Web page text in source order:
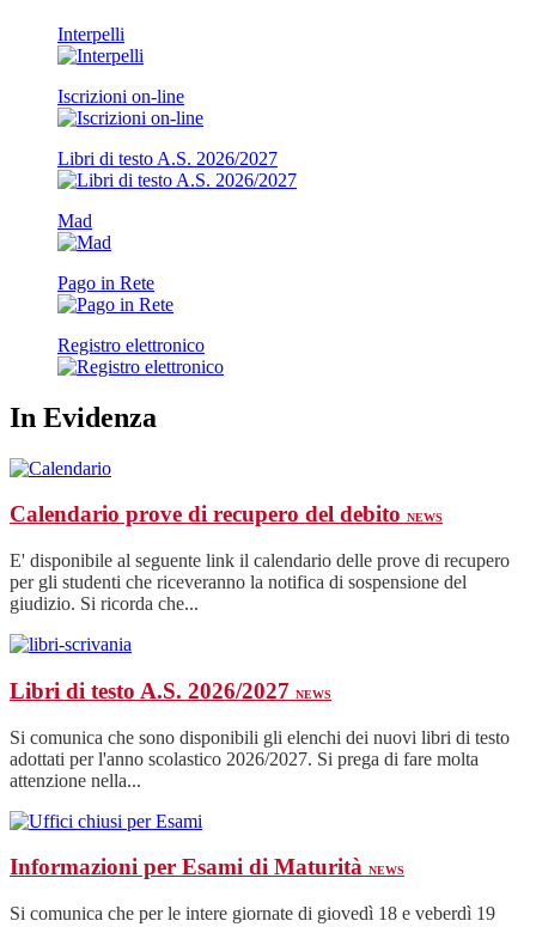
Interpelli
Iscrizioni on-line
Libri di testo A.S. 2026/2027
Mad
Pago in Rete
Registro elettronico
In Evidenza
Calendario prove di recupero del debito NEWS
E' disponibile al seguente link il calendario delle prove di recupero
per gli studenti che riceveranno la notifica di sospensione del
giudizio. Si ricorda che...
Libri di testo A.S. 2026/2027 NEWS
Si comunica che sono disponibili gli elenchi dei nuovi libri di testo
adottati per l'anno scolastico 2026/2027. Si prega di fare molta
attenzione nella...
Informazioni per Esami di Maturità NEWS
Si comunica che per le intere giornate di giovedì 18 e veberdì 19